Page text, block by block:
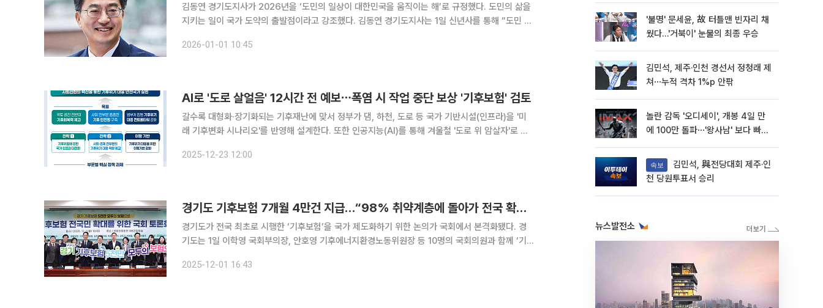
김동연 경기도지사가 2026년을 ‘도민의 일상이 대한민국을 움직이는 해’로 규정했다. 도민의 삶을
지키는 일이 국가 도약의 출발점이라고 강조했다. 김동연 경기도지사는 1일 신년사를 통해 “도민 한
는 “경기도는 국민 네 명 중 한 명이 사는 삶의 터전”이라
2026-01-01 10:45
AI로 '도로 살얼음' 12시간 전 예보⋯폭염 시 작업 중단 보상 '기후보험' 검토
갈수록 대형화·장기화되는 기후재난에 맞서 정부가 댐, 하천, 도로 등 국가 기반시설(인프라)을 '미
래 기후변화 시나리오'를 반영해 설계한다. 또한 인공지능(AI)를 통해 겨울철 '도로 위 암살자'로 불
염으로 인해 야외 작업을 중단할 경우 경제적 손실을
2025-12-23 12:00
경기도 기후보험 7개월 4만건 지급…“98% 취약계층에 돌아가 전국 확대 필요”
경기도가 전국 최초로 시행한 ‘기후보험’을 국가 제도화하기 위한 논의가 국회에서 본격화됐다. 경
기도는 1일 이학영 국회부의장, 안호영 기후에너지환경노동위원장 등 10명의 국회의원과 함께 ‘기
모두발언에서 “국내 최초 기후위성이 스페이스X 로켓에 실려 성공적으
2025-12-01 16:43
'불명' 문세윤, 故 터틀맨 빈자리 채
웠다…'거북이' 눈물의 최종 우승
김민석, 제주·인천 경선서 정청래 제
쳐⋯누적 격차 1%p 안팎
놀란 감독 '오디세이', 개봉 4일 만
에 100만 돌파⋯'왕사남' 보다 빠르
속보
천 당원투표서 승리
뉴스발전소